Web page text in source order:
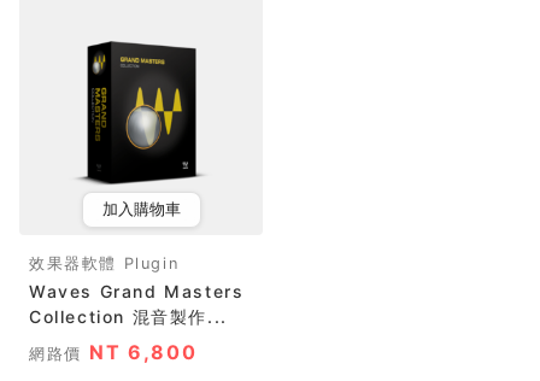
加入購物車
效果器軟體 Plugin
Waves Grand Masters
Collection 混音製作...
網路價 NT 6,800